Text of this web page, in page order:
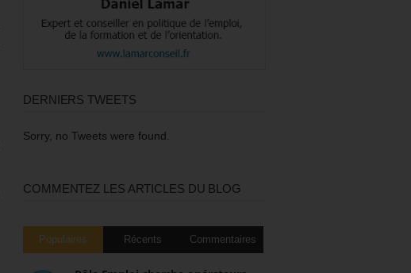
DERNIERS TWEETS
Sorry, no Tweets were found.
COMMENTEZ LES ARTICLES DU BLOG
Populaires Récents Commentaires